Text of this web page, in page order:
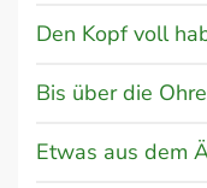
Den Kopf voll
Bis über die
Etwas aus dem